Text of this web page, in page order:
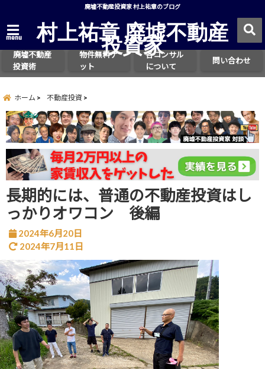
廃墟不動産投資家 村上祐章のブログ
menu 村上祐章 廃墟不動産
投資家
廃墟不動産
投資術
物件無料ゲ
ット
各コンサル
について
問い合わせ
ホーム 不動産投資
長期的には、普通の不動産投資はし
っかりオワコン 後編
2024年6月20日
2024年7月11日